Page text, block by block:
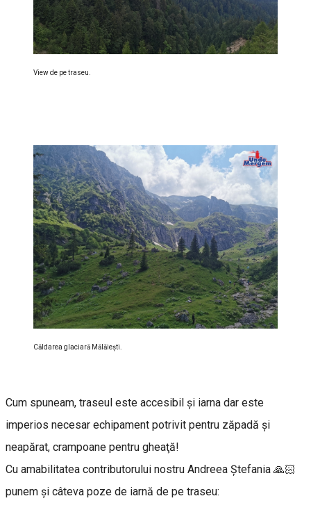
View de pe traseu.
Căldarea glaciară Mălăieşti.
Cum spuneam, traseul este accesibil şi iarna dar este
imperios necesar echipament potrivit pentru zăpadă şi
neapărat, crampoane pentru gheaţă!
Cu amabilitatea contributorului nostru Andreea Ştefania 🙏🏻
punem şi câteva poze de iarnă de pe traseu: